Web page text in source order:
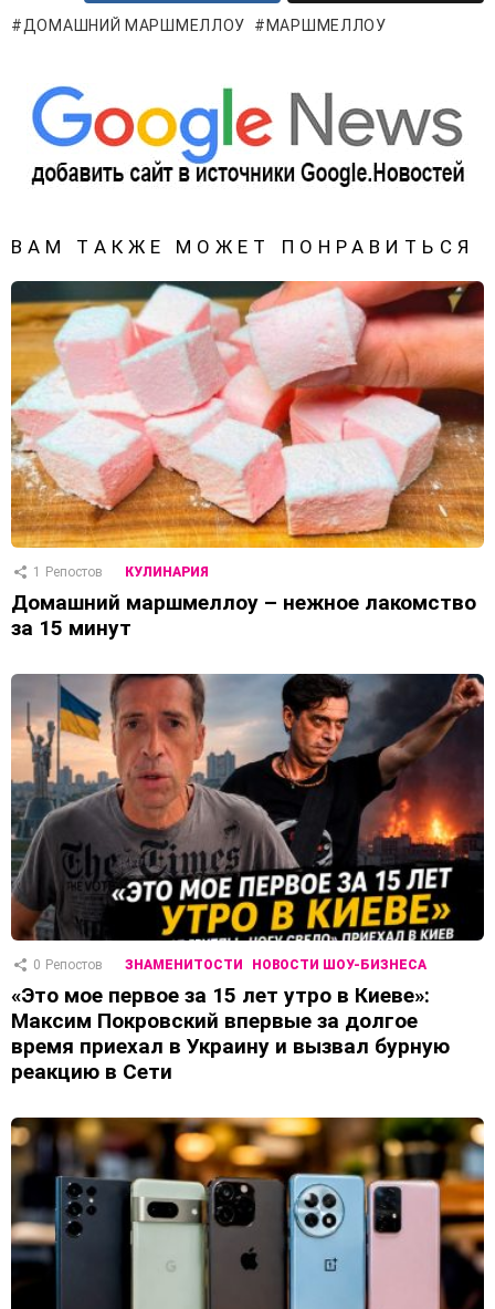
ДОМАШНИЙ МАРШМЕЛЛОУ МАРШМЕЛЛОУ
ВАМ ТАКЖЕ МОЖЕТ ПОНРАВИТЬСЯ
1 Репостов КУЛИНАРИЯ
Домашний маршмеллоу – нежное лакомство
за 15 минут
0 Репостов ЗНАМЕНИТОСТИ НОВОСТИ ШОУ-БИЗНЕСА
«Это мое первое за 15 лет утро в Киеве»:
Максим Покровский впервые за долгое
время приехал в Украину и вызвал бурную
реакцию в Сети